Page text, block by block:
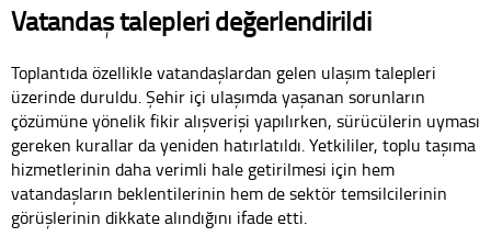
Vatandaş talepleri değerlendirildi
Toplantıda özellikle vatandaşlardan gelen ulaşım talepleri
üzerinde duruldu. Şehir içi ulaşımda yaşanan sorunların
çözümüne yönelik fikir alışverişi yapılırken, sürücülerin uyması
gereken kurallar da yeniden hatırlatıldı. Yetkililer, toplu taşıma
hizmetlerinin daha verimli hale getirilmesi için hem
vatandaşların beklentilerinin hem de sektör temsilcilerinin
görüşlerinin dikkate alındığını ifade etti.